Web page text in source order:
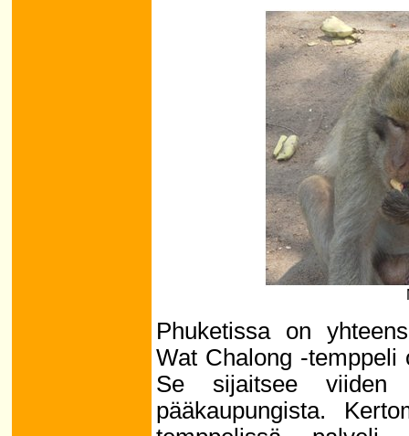
Phuketissa on
Wat Chalong -
Se sijaitsee viiden
pääkaupungista.